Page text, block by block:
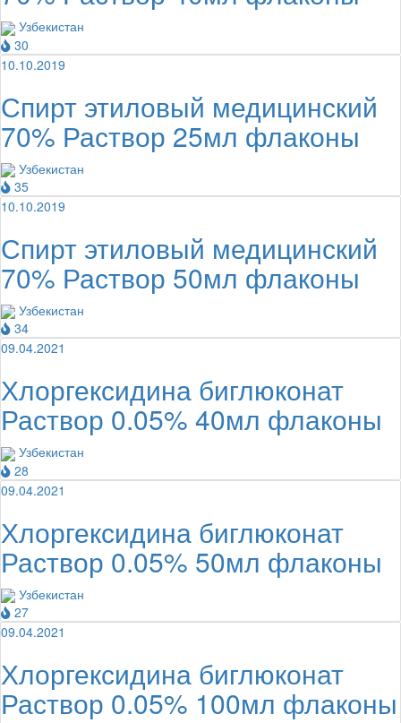
Узбекистан
30
10.10.2019
Спирт этиловый медицинский
70% Раствор 25мл флаконы
Узбекистан
35
10.10.2019
Спирт этиловый медицинский
70% Раствор 50мл флаконы
Узбекистан
34
09.04.2021
Хлоргексидина биглюконат
Раствор 0.05% 40мл флаконы
Узбекистан
28
09.04.2021
Хлоргексидина биглюконат
Раствор 0.05% 50мл флаконы
Узбекистан
27
09.04.2021
Хлоргексидина биглюконат
Раствор 0.05% 100мл флаконы